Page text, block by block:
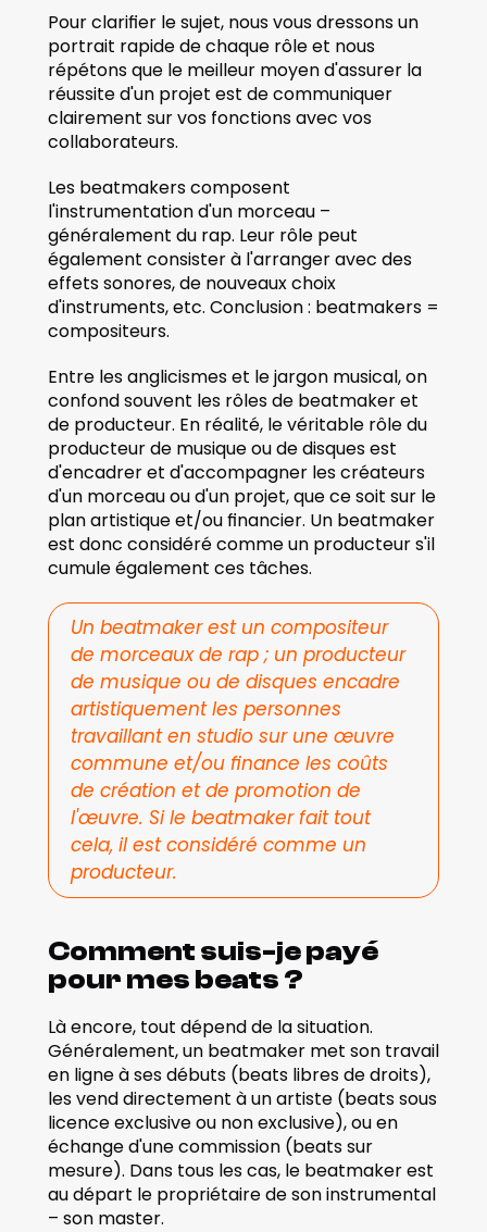
Pour clarifier le sujet, nous vous dressons un
portrait rapide de chaque rôle et nous
répétons que le meilleur moyen d'assurer la
réussite d'un projet est de communiquer
clairement sur vos fonctions avec vos
collaborateurs.
Les beatmakers composent
l'instrumentation d'un morceau –
généralement du rap. Leur rôle peut
également consister à l'arranger avec des
effets sonores, de nouveaux choix
d'instruments, etc. Conclusion : beatmakers =
compositeurs.
Entre les anglicismes et le jargon musical, on
confond souvent les rôles de beatmaker et
de producteur. En réalité, le véritable rôle du
producteur de musique ou de disques est
d'encadrer et d'accompagner les créateurs
d'un morceau ou d'un projet, que ce soit sur le
plan artistique et/ou financier. Un beatmaker
est donc considéré comme un producteur s'il
cumule également ces tâches.
Un beatmaker est un compositeur
de morceaux de rap ; un producteur
de musique ou de disques encadre
artistiquement les personnes
travaillant en studio sur une œuvre
commune et/ou finance les coûts
de création et de promotion de
l'œuvre. Si le beatmaker fait tout
cela, il est considéré comme un
producteur.
Comment suis-je payé
pour mes beats ?
Là encore, tout dépend de la situation.
Généralement, un beatmaker met son travail
en ligne à ses débuts (beats libres de droits),
les vend directement à un artiste (beats sous
licence exclusive ou non exclusive), ou en
échange d'une commission (beats sur
mesure). Dans tous les cas, le beatmaker est
au départ le propriétaire de son instrumental
– son master.